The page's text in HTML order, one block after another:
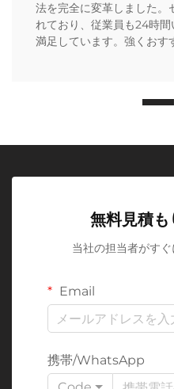
法を完全に変革しました。
れており、従業員も24時
満足しています。強くおす
無料見積も
当社の担当者がすぐ
Email
携帯/WhatsApp